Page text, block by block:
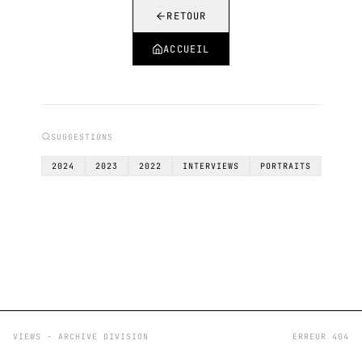
RETOUR
ACCUEIL
SUGGESTIONS
2024 2023 2022 INTERVIEWS PORTRAITS
VIEWS - ARCHIVE DIVISION ERREUR 404